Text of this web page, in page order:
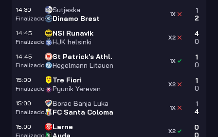
14:30
Finalizado
Sutjeska
Dinamo Brest
1
2
1X
14:45
Finalizado
NSI Runavik
HJK helsinki
4
0
X2
14:45
Finalizado
St Patrick's Athl.
Hegelmann Litauen
1
0
1X
15:00
Finalizado
Tre Fiori
Pyunik Yerevan
1
0
X2
15:00
Finalizado
Borac Banja Luka
FC Santa Coloma
1
4
1X
15:00
Finalizado
Larne
0
0
X2